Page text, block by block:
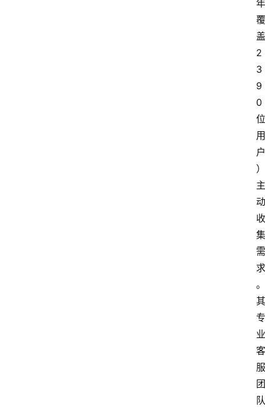
年
覆
盖
2
3
9
0
位
用
户
）
主
动
收
集
需
求
。
其
专
业
客
服
团
队